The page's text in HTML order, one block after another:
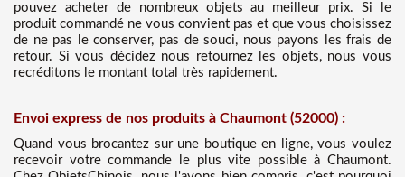
pouvez acheter de nombreux objets au meilleur prix. Si le
produit commandé ne vous convient pas et que vous choisissez
de ne pas le conserver, pas de souci, nous payons les frais de
retour. Si vous décidez nous retournez les objets, nous vous
recréditons le montant total très rapidement.
Envoi express de nos produits à Chaumont (52000) :
Quand vous brocantez sur une boutique en ligne, vous voulez
recevoir votre commande le plus vite possible à Chaumont.